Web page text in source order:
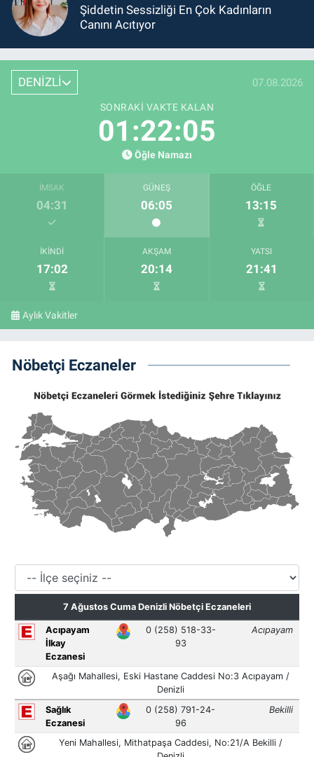
Şiddetin Sessizliği En Çok Kadınların
Canını Acıtıyor
DENİZLİ 07.08.2026
SONRAKI VAKTE KALAN
01:22:03
Öğle Namazı
İMSAK
04:31
GÜNEŞ
06:05
ÖĞLE
13:15
İKINDI
17:02
AKŞAM
20:14
YATSI
21:41
Aylık Vakitler
Nöbetçi Eczaneler